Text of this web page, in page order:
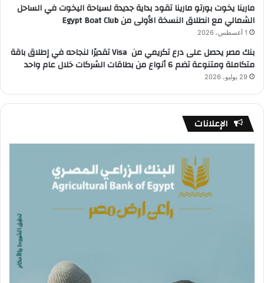
مارينا يخوت بورتو مارينا تقود بداية جديدة لسياحة اليخوت في الساحل
الشمالي مع انطلاق النسخة الأولى من Egypt Boat Club
1 أغسطس، 2026
بنك مصر يحصل على درع تكريمي من Visa تقديرًا لنجاحه في إطلاق باقة
متكاملة ومتنوعة تضم 6 أنواع من بطاقات الشركات خلال عام واحد
29 يوليو، 2026
الإعلانات